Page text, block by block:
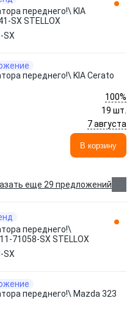
переднего!\ KIA
SX STELLOX
SX
переднего!\ KIA Cerato
100%
19 шт.
7 августа
В корзину
еще 29 предложений
переднего!\
71058-SX STELLOX
SX
переднего!\ Mazda 323